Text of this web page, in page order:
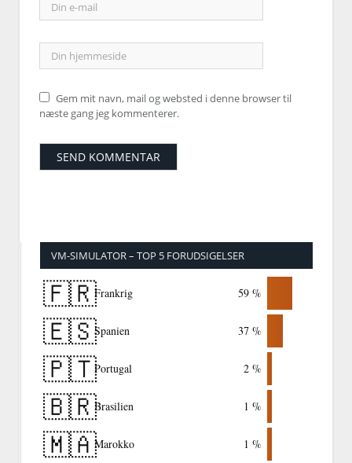
Gem mit navn, mail og websted i denne browser til
næste gang jeg kommenterer.
VM-SIMULATOR – TOP 5 FORUDSIGELSER
🇫🇷Frankrig 59 %
🇪🇸Spanien 37 %
🇵🇹Portugal 2 %
🇧🇷Brasilien 1 %
🇲🇦Marokko 1 %